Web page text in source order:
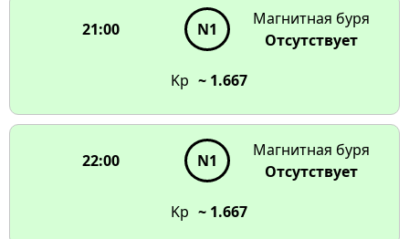
21:00 N1
Магнитная буря
Отсутствует
Kp ~ 1.667
22:00 N1
Магнитная буря
Отсутствует
Kp ~ 1.667